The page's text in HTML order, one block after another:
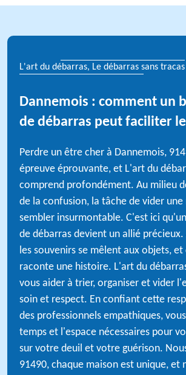
L'art du débarras, Le débarras sans tracas
Dannemois : comment un
de débarras peut faciliter
Perdre un être cher à Dannemois,
épreuve éprouvante, et L'art du
comprend profondément. Au milieu
de la confusion, la tâche de vider
sembler insurmontable. C'est ici
de débarras devient un allié précieux.
les souvenirs se mêlent aux objets, et
raconte une histoire. L'art du
vous aider à trier, organiser et vider
soin et respect. En confiant cette
des professionnels empathiques,
temps et l'espace nécessaires pour
sur votre deuil et votre guérison.
91490, chaque maison est unique, et